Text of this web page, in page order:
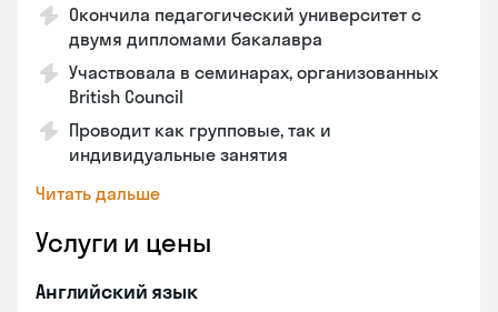
Окончила педагогический университет с
двумя дипломами бакалавра
Участвовала в семинарах, организованных
British Council
Проводит как групповые, так и
индивидуальные занятия
Читать дальше
Услуги и цены
Английский язык